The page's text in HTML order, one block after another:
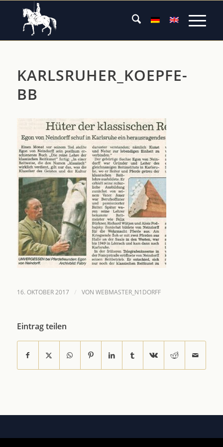
KARLSRUHER_KOEPFE-
BB
16. OKTOBER 2017 / VON WEBMASTER_N1DORFF
Eintrag teilen